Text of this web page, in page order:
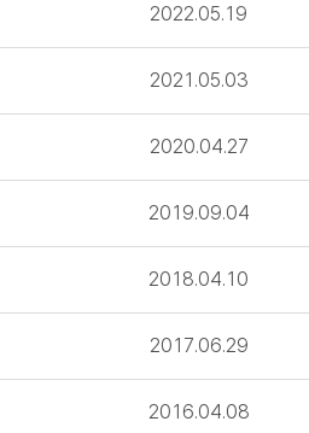
2022.05.19
2021.05.03
2020.04.27
2019.09.04
2018.04.10
2017.06.29
2016.04.08